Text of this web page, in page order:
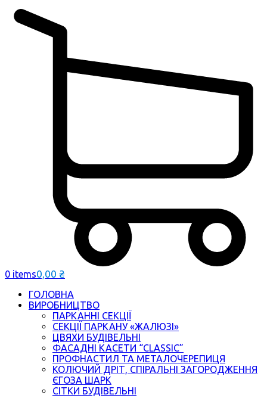
0 items0,00 ₴
ГОЛОВНА
ВИРОБНИЦТВО
ПАРКАННІ СЕКЦІЇ
СЕКЦІЇ ПАРКАНУ «ЖАЛЮЗІ»
ЦВЯХИ БУДІВЕЛЬНІ
ФАСАДНІ КАСЕТИ “CLASSIC”
ПРОФНАСТИЛ ТА МЕТАЛОЧЕРЕПИЦЯ
КОЛЮЧИЙ ДРІТ, СПІРАЛЬНІ ЗАГОРОДЖЕННЯ
ЄГОЗА ШАРК
СІТКИ БУДІВЕЛЬНІ